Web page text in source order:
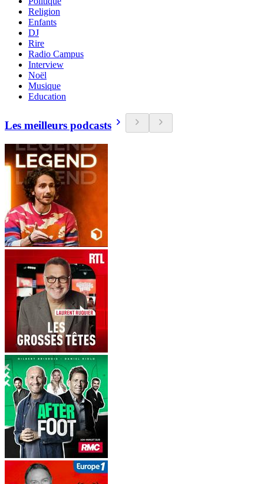
Religion
Enfants
DJ
Rire
Radio Campus
Interview
Noël
Musique
Education
Les meilleurs podcasts